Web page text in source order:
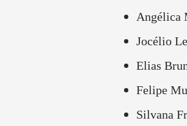
Angélica
Jocélio
Elias
Felipe
Silvana